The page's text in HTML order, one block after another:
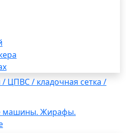
ЦПВС / кладочная сетка /
машины. Жирафы.